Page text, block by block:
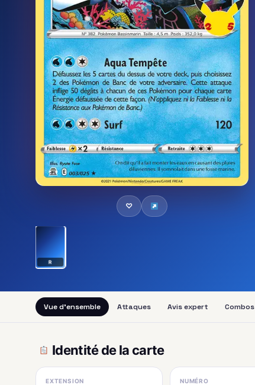
♡
R
Vue d'ensemble Attaques Avis expert Combos
Identité de la carte
EXTENSION NUMÉRO